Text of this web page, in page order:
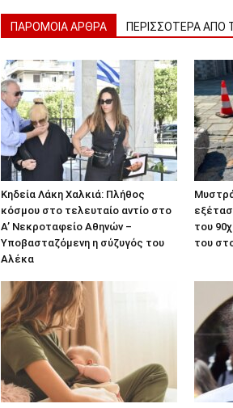
ΠΑΡΟΜΟΙΑ ΑΡΘΡΑ ΠΕΡΙΣΣΟΤΕΡΑ ΑΠΟ
Κηδεία Λάκη Χαλκιά: Πλήθος
κόσμου στο τελευταίο αντίο στο
Α’ Νεκροταφείο Αθηνών –
Υποβασταζόμενη η σύζυγός του
Αλέκα
του
του